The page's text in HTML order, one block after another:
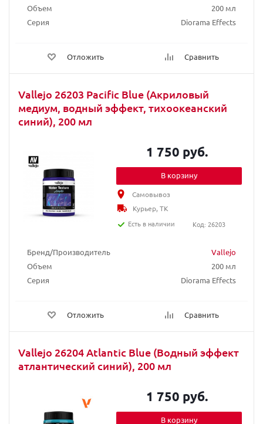
Объем
200 мл
Серия
Diorama Effects
Отложить Сравнить
Vallejo 26203 Pacific Blue (Акриловый
медиум, водный эффект, тихоокеанский
синий), 200 мл
Бренд/Производитель
Vallejo
Объем
200 мл
Серия
Diorama Effects
Отложить Сравнить
1 750 руб.
В корзину
Самовывоз
Курьер, ТК
Есть в наличии
Код: 26203
Vallejo 26204 Atlantic Blue (Водный эффект
атлантический синий), 200 мл
1 750 руб.
В корзину